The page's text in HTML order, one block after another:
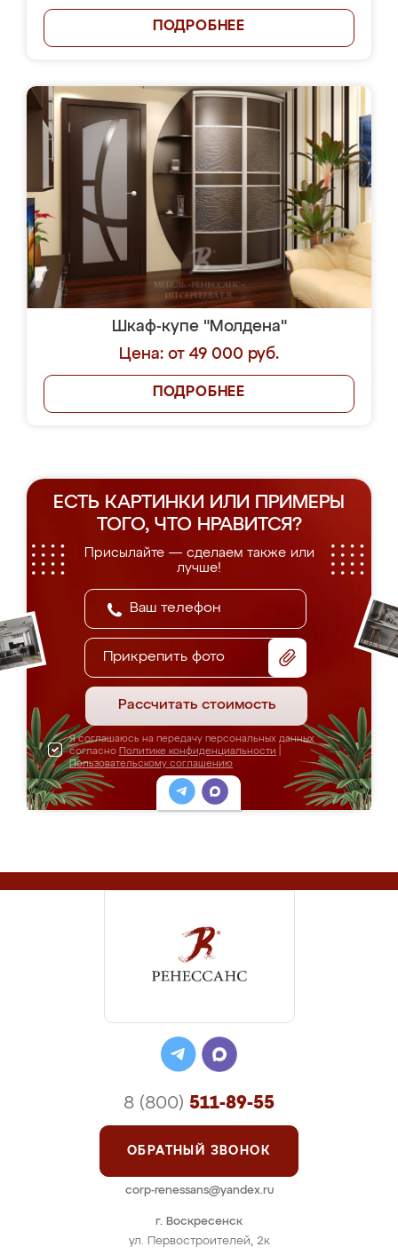
ПОДРОБНЕЕ
Шкаф-купе "Молдена"
Цена: от 49 000 руб.
ПОДРОБНЕЕ
ЕСТЬ КАРТИНКИ ИЛИ ПРИМЕРЫ
ТОГО, ЧТО НРАВИТСЯ?
Присылайте — сделаем также или
лучше!
Прикрепить фото
Рассчитать стоимость
Я соглашаюсь на передачу персональных данных
согласно Политике конфиденциальности
Пользовательскому соглашению
г. Воскресенск
ул. Первостроителей, 2к
8 (800) 511-89-55
ОБРАТНЫЙ ЗВОНОК
corp-renessans@yandex.ru